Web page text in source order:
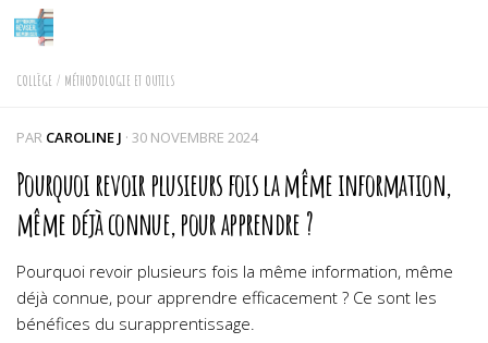
Skip to content
COLLÈGE / MÉTHODOLOGIE ET OUTILS
PAR CAROLINE J · 30 NOVEMBRE 2024
Pourquoi revoir plusieurs fois la même information,
même déjà connue, pour apprendre ?
Pourquoi revoir plusieurs fois la même information, même
déjà connue, pour apprendre efficacement ? Ce sont les
bénéfices du surapprentissage.